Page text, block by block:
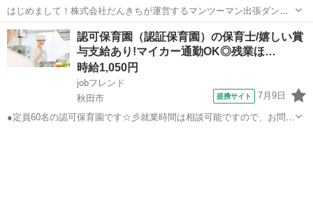
はじめまして！株式会社だんきちが運営するマンツーマン出張ダンス
レッスン「スポともダンス」です。 現在、生徒さんの元へ出張してダ
ンスを教えてくださるインストラクターを大募集しています！ 🌟 スポ
ともダンスで働く4つのメ...
秋田 湯沢市 インストラクター フリーランス
認可保育園（認証保育園）の保育士/嬉しい賞
与支給あり!マイカー通勤OK◎残業ほ…
時給1,050円
jobフレンド
秋田市
提携サイト 7月9日
●定員60名の認可保育園です☆彡就業時間は相談可能ですので、お問い